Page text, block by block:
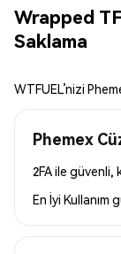
Wrapped
Saklama
WTFUEL’nizi
Phemex
2FA ile güvenli,
En İyi Kullanım